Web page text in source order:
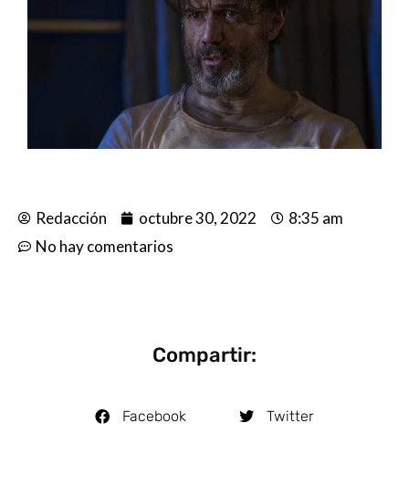
Redacción octubre 30, 2022
8:35 am
No hay comentarios
Compartir:
Facebook Twitter